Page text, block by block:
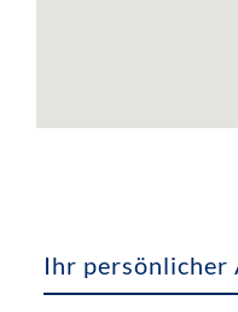
Ihr persönlicher